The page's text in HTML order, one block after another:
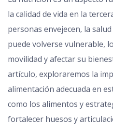
la calidad de vida en la
personas envejecen, la
puede volverse vulnerable,
movilidad y afectar su
artículo, exploraremos la
alimentación adecuada en
como los alimentos y
fortalecer huesos y